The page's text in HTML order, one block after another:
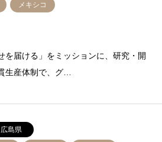
メキシコ
を届ける」をミッションに、研究・開
生産体制で、グ…
広島県